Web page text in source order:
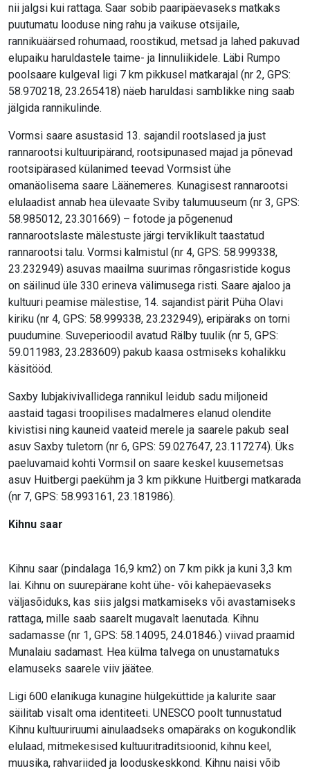
nii jalgsi kui rattaga. Saar sobib paaripäevaseks matkaks
puutumatu looduse ning rahu ja vaikuse otsijaile,
rannikuäärsed rohumaad, roostikud, metsad ja lahed pakuvad
elupaiku haruldastele taime- ja linnuliikidele. Läbi Rumpo
poolsaare kulgeval ligi 7 km pikkusel matkarajal (nr 2, GPS:
58.970218, 23.265418) näeb haruldasi samblikke ning saab
jälgida rannikulinde.
Vormsi saare asustasid 13. sajandil rootslased ja just
rannarootsi kultuuripärand, rootsipunased majad ja põnevad
rootsipärased külanimed teevad Vormsist ühe
omanäolisema saare Läänemeres. Kunagisest rannarootsi
elulaadist annab hea ülevaate Sviby talumuuseum (nr 3, GPS:
58.985012, 23.301669) – fotode ja põgenenud
rannarootslaste mälestuste järgi terviklikult taastatud
rannarootsi talu. Vormsi kalmistul (nr 4, GPS: 58.999338,
23.232949) asuvas maailma suurimas rõngasristide kogus
on säilinud üle 330 erineva välimusega risti. Saare ajaloo ja
kultuuri peamise mälestise, 14. sajandist pärit Püha Olavi
kiriku (nr 4, GPS: 58.999338, 23.232949), eripäraks on torni
puudumine. Suveperioodil avatud Rälby tuulik (nr 5, GPS:
59.011983, 23.283609) pakub kaasa ostmiseks kohalikku
käsitööd.
Saxby lubjakivivallidega rannikul leidub sadu miljoneid
aastaid tagasi troopilises madalmeres elanud olendite
kivistisi ning kauneid vaateid merele ja saarele pakub seal
asuv Saxby tuletorn (nr 6, GPS: 59.027647, 23.117274). Üks
paeluvamaid kohti Vormsil on saare keskel kuusemetsas
asuv Huitbergi paekühm ja 3 km pikkune Huitbergi matkarada
(nr 7, GPS: 58.993161, 23.181986).
Kihnu saar
Kihnu saar (pindalaga 16,9 km2) on 7 km pikk ja kuni 3,3 km
lai. Kihnu on suurepärane koht ühe- või kahepäevaseks
väljasõiduks, kas siis jalgsi matkamiseks või avastamiseks
rattaga, mille saab saarelt mugavalt laenutada. Kihnu
sadamasse (nr 1, GPS: 58.14095, 24.01846.) viivad praamid
Munalaiu sadamast. Hea külma talvega on unustamatuks
elamuseks saarele viiv jäätee.
Ligi 600 elanikuga kunagine hülgeküttide ja kalurite saar
säilitab visalt oma identiteeti. UNESCO poolt tunnustatud
Kihnu kultuuriruumi ainulaadseks omapäraks on kogukondlik
elulaad, mitmekesised kultuuritraditsioonid, kihnu keel,
muusika, rahvariided ja looduskeskkond. Kihnu naisi võib